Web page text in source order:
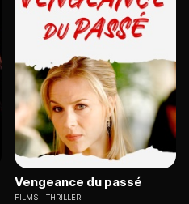
Vengeance du passé
FILMS THRILLER